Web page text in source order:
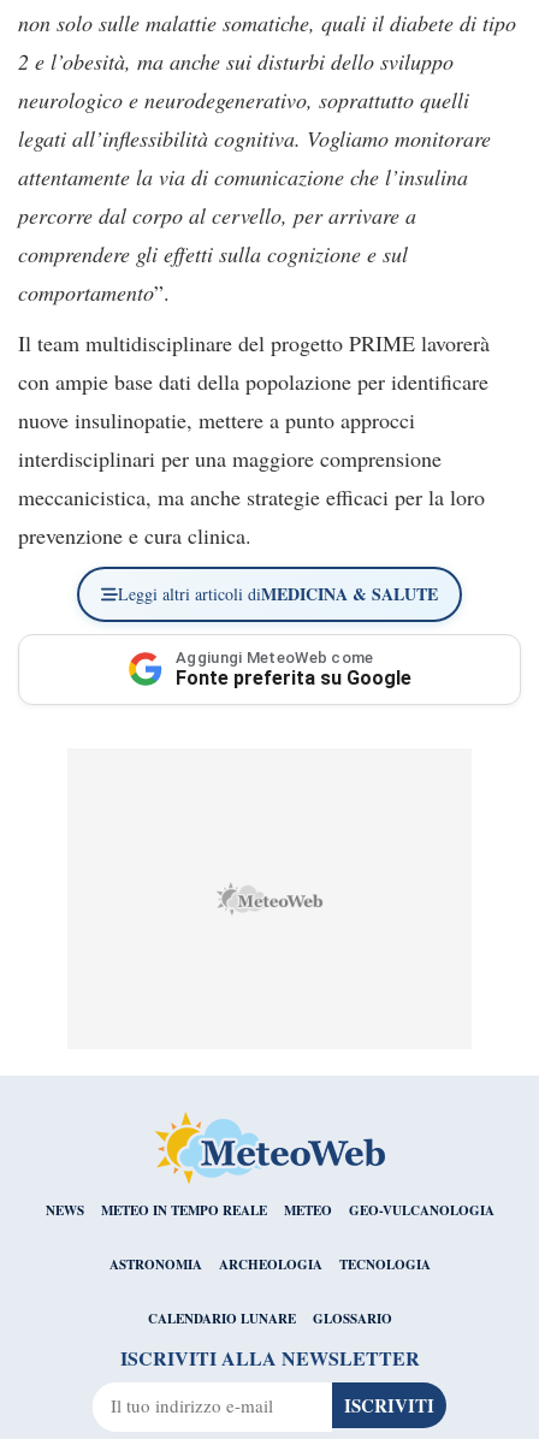
non solo sulle malattie somatiche, quali il diabete di tipo
2 e l’obesità, ma anche sui disturbi dello sviluppo
neurologico e neurodegenerativo, soprattutto quelli
legati all’inflessibilità cognitiva. Vogliamo monitorare
attentamente la via di comunicazione che l’insulina
percorre dal corpo al cervello, per arrivare a
comprendere gli effetti sulla cognizione e sul
comportamento”.
Il team multidisciplinare del progetto PRIME lavorerà
con ampie base dati della popolazione per identificare
nuove insulinopatie, mettere a punto approcci
interdisciplinari per una maggiore comprensione
meccanicistica, ma anche strategie efficaci per la loro
prevenzione e cura clinica.
Leggi altri articoli diMEDICINA & SALUTE
Aggiungi MeteoWeb come
Fonte preferita su Google
NEWS METEO IN TEMPO REALE METEO GEO-VULCANOLOGIA
ASTRONOMIA ARCHEOLOGIA TECNOLOGIA
CALENDARIO LUNARE GLOSSARIO
ISCRIVITI ALLA NEWSLETTER